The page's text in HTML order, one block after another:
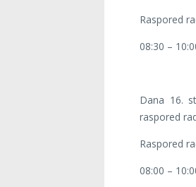
Raspored
08:30 –
Dana 16.
raspored
Raspored
08:00 –